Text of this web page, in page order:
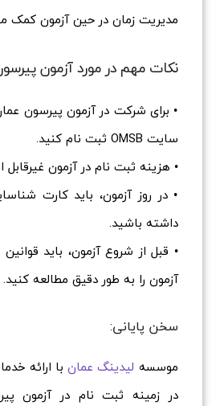
مدیریت زمان در حین آزمون کمک
نکات مهم در مورد آزمون
• برای شرکت در آزمون پیرسون
سایت OMSB ثبت نام کنید.
• هزینه ثبت نام در آزمون
• در روز آزمون، باید کارت
داشته باشید.
• قبل از شروع آزمون، باید
آزمون را به طور دقیق مطالعه کنید.
سخن پایانی:
موسسه لیدینگ عمانبا ارائه
در زمینه ثبت نام در آزمون